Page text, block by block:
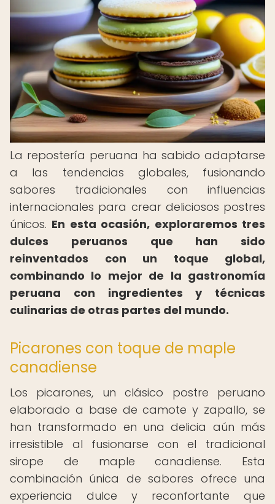
La repostería peruana ha sabido adaptarse
a las tendencias globales, fusionando
sabores tradicionales con influencias
internacionales para crear deliciosos postres
únicos. En esta ocasión, exploraremos tres
dulces peruanos que han sido
reinventados con un toque global,
combinando lo mejor de la gastronomía
peruana con ingredientes y técnicas
culinarias de otras partes del mundo.
Picarones con toque de maple
canadiense
Los picarones, un clásico postre peruano
elaborado a base de camote y zapallo, se
han transformado en una delicia aún más
irresistible al fusionarse con el tradicional
sirope de maple canadiense. Esta
combinación única de sabores ofrece una
experiencia dulce y reconfortante que